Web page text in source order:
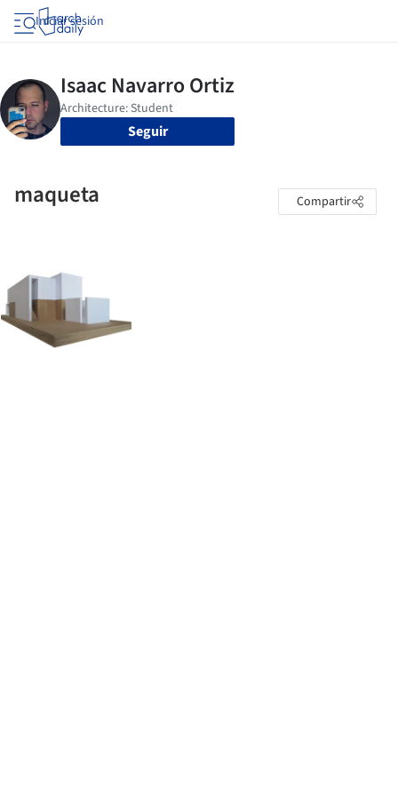
Iniciar sesión
Seguir
maqueta Compartir